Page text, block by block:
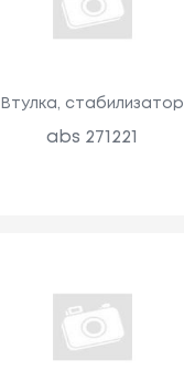
Втулка, стабилизатор
abs 271221